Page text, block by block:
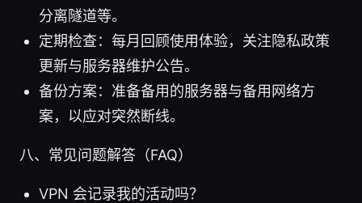
分离隧道等。
定期检查：每月回顾使用体验，关注隐私政策
更新与服务器维护公告。
备份方案：准备备用的服务器与备用网络方
案，以应对突然断线。
八、常见问题解答（FAQ）
VPN 会记录我的活动吗？